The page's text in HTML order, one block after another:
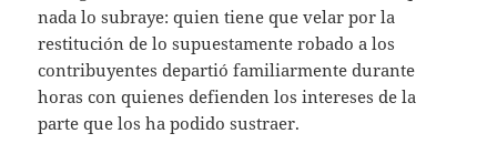
nada lo subraye: quien tiene que velar por la
restitución de lo supuestamente robado a los
contribuyentes departió familiarmente durante
horas con quienes defienden los intereses de la
parte que los ha podido sustraer.